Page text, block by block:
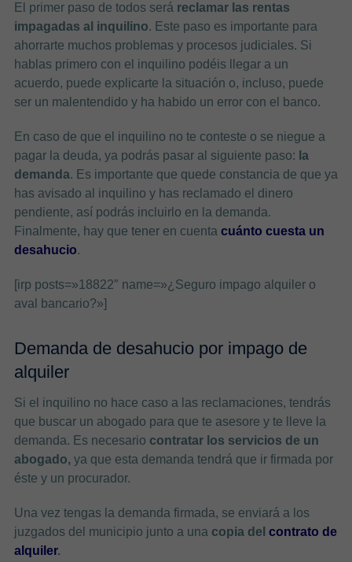
El primer paso de todos será reclamar las rentas
impagadas al inquilino. Este paso es importante para
ahorrarte muchos problemas y procesos judiciales. Si
hablas primero con el inquilino podéis llegar a un
acuerdo, puede explicarte la situación o, incluso, puede
ser un malentendido y ha habido un error con el banco.
En caso de que el inquilino no te conteste o se niegue a
pagar la deuda, ya podrás pasar al siguiente paso: la
demanda. Es importante que quede constancia de que ya
has avisado al inquilino y has reclamado el dinero
pendiente, así podrás incluirlo en la demanda.
Finalmente, hay que tener en cuenta cuánto cuesta un
desahucio.
[irp posts=»18822″ name=»¿Seguro impago alquiler o
aval bancario?»]
Demanda de desahucio por impago de
alquiler
Si el inquilino no hace caso a las reclamaciones, tendrás
que buscar un abogado para que te asesore y te lleve la
demanda. Es necesario contratar los servicios de un
abogado,ya que esta demanda tendrá que ir firmada por
éste y un procurador.
Una vez tengas la demanda firmada, se enviará a los
juzgados del municipio junto a una copia del contrato de
alquiler.